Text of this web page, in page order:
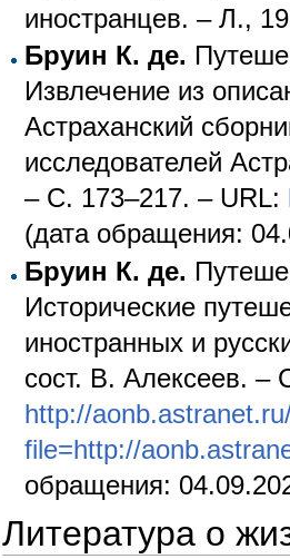
иностранцев. – Л.,
Бруин К. де.
Извлечение из
Астраханский
исследователей
– С. 173–217. – URL:
(дата обращения:
Бруин К. де.
Исторические
иностранных и
сост. В. Алексеев. –
http://
file=http://
обращения:
Литература о